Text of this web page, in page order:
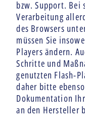
bzw. Support. Bei
Verarbeitung
des Browsers
müssen Sie
Players ändern.
Schritte und
genutzten Flash-
daher bitte
Dokumentation
an den Hersteller